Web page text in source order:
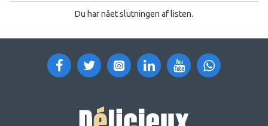
Du har nået slutningen af listen.